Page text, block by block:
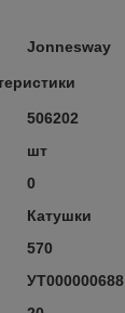
Jonnesway
506202
шт
0
Катушки
570
УТ000000688